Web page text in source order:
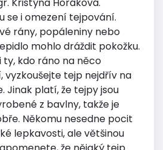
Kristýna Horáková.
se i omezení tejpování.
rány, popáleniny nebo
mohlo dráždit pokožku.
kdo ráno na něco
vyzkoušejte tejp nejdřív na
Jinak platí, že tejpy jsou
z bavlny, takže je
Někomu nesedne pocit
lepkavosti, ale většinou